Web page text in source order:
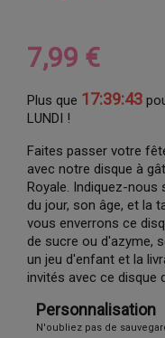
7,99 €
Plus que 17:39:43
LUNDI !
Faites passer votre
avec notre disque à
Royale. Indiquez-nous
du jour, son âge, et la
vous enverrons ce
de sucre ou d'azyme,
un jeu d'enfant et la
invités avec ce disque
Personnalisation
N'oubliez pas de